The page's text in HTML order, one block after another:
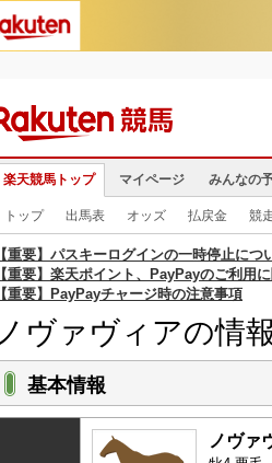
楽天競馬トップ マイページ みんなの
トップ 出馬表 オッズ 払戻金 競
【重要】パスキーログインの一時停止につ
【重要】楽天ポイント、PayPayのご利用
【重要】PayPayチャージ時の注意事項
ノヴァヴィアの情報
基本情報
ノヴァ